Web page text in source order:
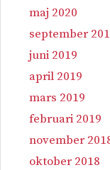
maj 2020
september
juni 2019
april 2019
mars 2019
februari 2019
november
oktober 2018